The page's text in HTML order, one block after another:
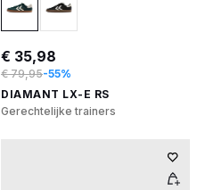
€ 35,98
€ 79,95-55%
DIAMANT LX-E RS
Gerechtelijke trainers